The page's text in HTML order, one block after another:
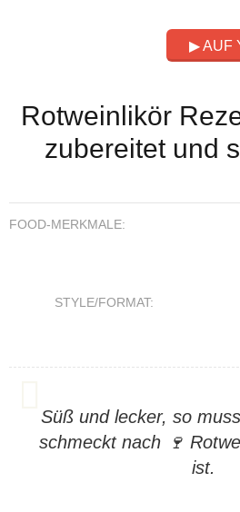
▶ AUF
Rotweinlikör
zubereitet und
FOOD-MERKMALE:
STYLE/FORMAT:
Süß und lecker, so
schmeckt nach 🍷
ist.